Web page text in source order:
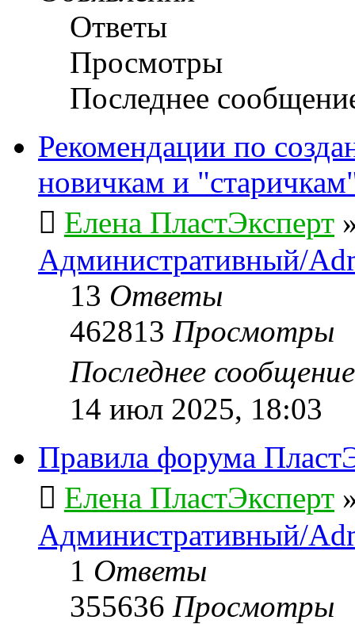
Ответы
Просмотры
Последнее
Рекомендации по
новичкам и
Елена ПластЭксперт
Административный/
13 Ответы
462813 Просмотры
Последнее
14 июл 2025, 18:03
Правила форума
Елена ПластЭксперт
Административный/
1 Ответы
355636 Просмотры